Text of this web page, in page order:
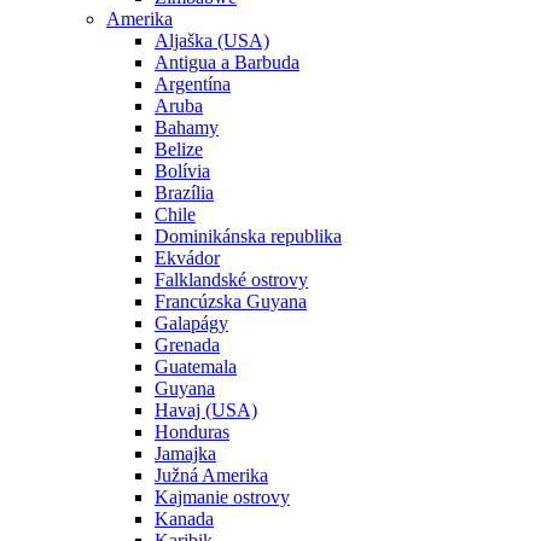
Amerika
Aljaška (USA)
Antigua a Barbuda
Argentína
Aruba
Bahamy
Belize
Bolívia
Brazília
Chile
Dominikánska republika
Ekvádor
Falklandské ostrovy
Francúzska Guyana
Galapágy
Grenada
Guatemala
Guyana
Havaj (USA)
Honduras
Jamajka
Južná Amerika
Kajmanie ostrovy
Kanada